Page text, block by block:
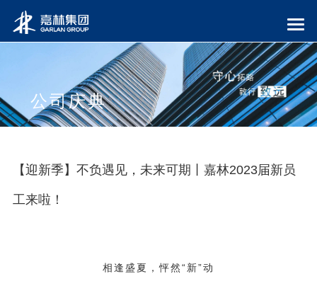
公司庆典
【迎新季】不负遇见，未来可期丨嘉林2023届新员
工来啦！
相逢盛夏，怦然“新”动